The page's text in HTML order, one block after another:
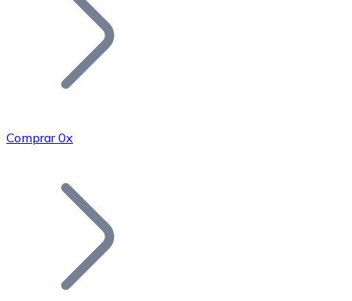
Bitcoin
Comprar 0x